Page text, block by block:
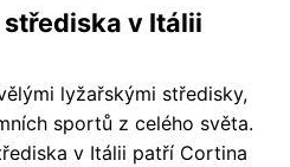
v Itálii
lyžařskými středisky,
sportů z celého světa.
v Itálii patří Cortina